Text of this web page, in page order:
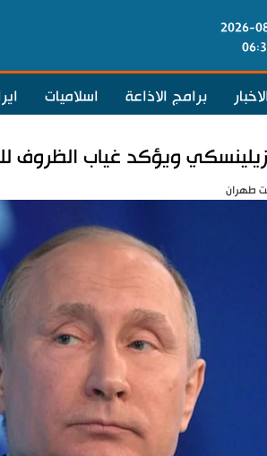
برامج الاذاعة اسلاميات
ويؤكد غياب الظروف